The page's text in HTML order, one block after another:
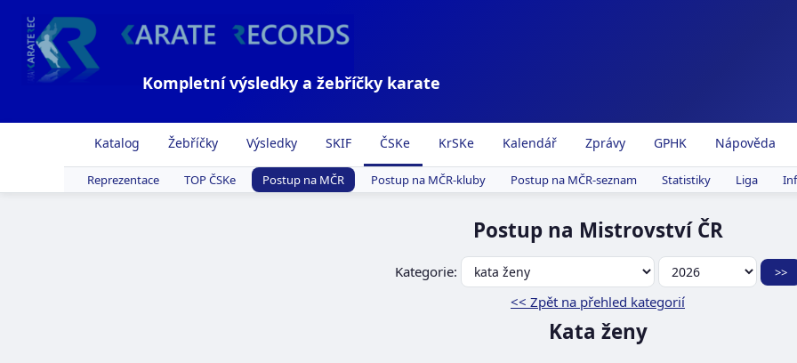
Kompletní výsledky a žebříčky karate
Katalog Žebříčky Výsledky SKIF ČSKe KrSKe Kalendář Zprávy GPHK Nápověda
Reprezentace TOP ČSKe Postup na MČR Postup na MČR-kluby Postup na MČR-seznam Statistiky Liga
Postup na Mistrovství ČR
Kategorie:
<< Zpět na přehled kategorií
Kata ženy